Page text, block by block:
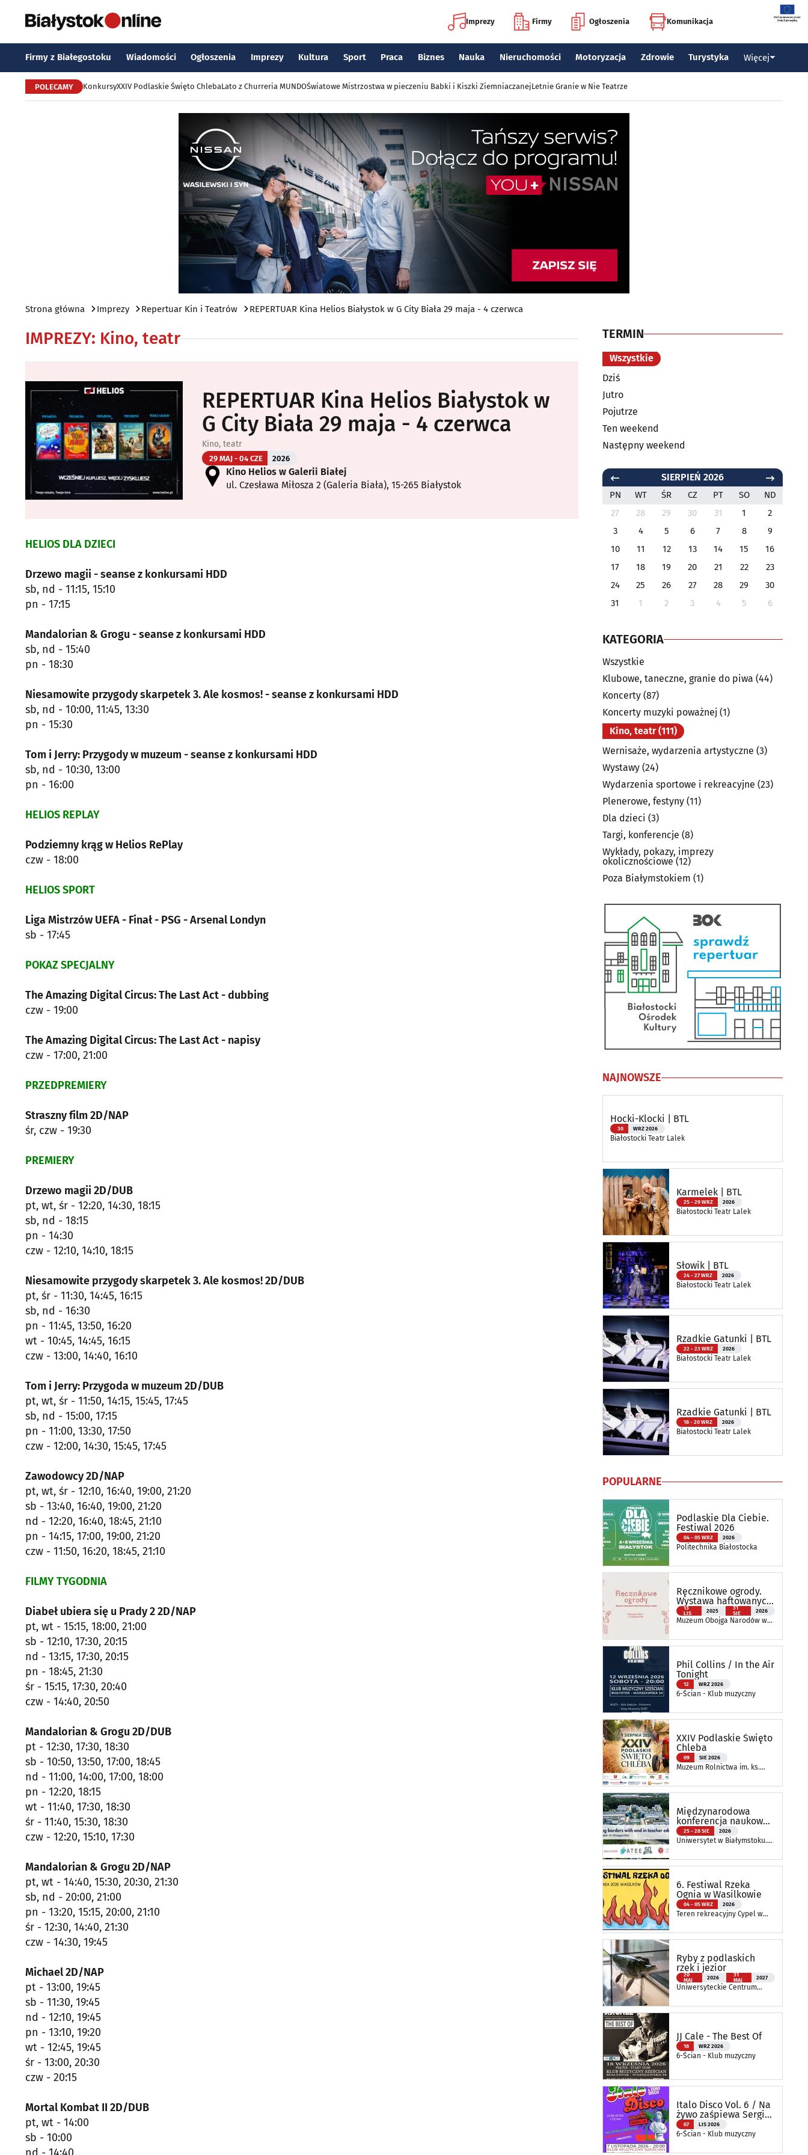
Imprezy Firmy Ogłoszenia Komunikacja
Firmy z Białegostoku Wiadomości Ogłoszenia Imprezy Kultura Sport Praca Biznes Nauka Nieruchomości Motoryzacja Zdrowie Turystyka Więcej
POLECAMY KonkursyXXIV Podlaskie Święto ChlebaLato z Churreria MUNDOŚwiatowe Mistrzostwa w pieczeniu Babki i Kiszki ZiemniaczanejLetnie Granie w Nie Teatrze
Strona główna Imprezy Repertuar Kin i Teatrów REPERTUAR Kina Helios Białystok w G City Biała 29 maja - 4 czerwca
IMPREZY: Kino, teatr
REPERTUAR Kina Helios Białystok w
G City Biała 29 maja - 4 czerwca
Kino, teatr
29 MAJ - 04 CZE 2026
Kino Helios w Galerii Białej
ul. Czesława Miłosza 2 (Galeria Biała), 15-265 Białystok
HELIOS DLA DZIECI
Drzewo magii - seanse z konkursami HDD
sb, nd - 11:15, 15:10
pn - 17:15
Mandalorian & Grogu - seanse z konkursami HDD
sb, nd - 15:40
pn - 18:30
Niesamowite przygody skarpetek 3. Ale kosmos! - seanse z konkursami HDD
sb, nd - 10:00, 11:45, 13:30
pn - 15:30
Tom i Jerry: Przygody w muzeum - seanse z konkursami HDD
sb, nd - 10:30, 13:00
pn - 16:00
HELIOS REPLAY
Podziemny krąg w Helios RePlay
czw - 18:00
HELIOS SPORT
Liga Mistrzów UEFA - Finał - PSG - Arsenal Londyn
sb - 17:45
POKAZ SPECJALNY
The Amazing Digital Circus: The Last Act - dubbing
czw - 19:00
The Amazing Digital Circus: The Last Act - napisy
czw - 17:00, 21:00
PRZEDPREMIERY
Straszny film 2D/NAP
śr, czw - 19:30
PREMIERY
Drzewo magii 2D/DUB
pt, wt, śr - 12:20, 14:30, 18:15
sb, nd - 18:15
pn - 14:30
czw - 12:10, 14:10, 18:15
Niesamowite przygody skarpetek 3. Ale kosmos! 2D/DUB
pt, śr - 11:30, 14:45, 16:15
sb, nd - 16:30
pn - 11:45, 13:50, 16:20
wt - 10:45, 14:45, 16:15
czw - 13:00, 14:40, 16:10
Tom i Jerry: Przygoda w muzeum 2D/DUB
pt, wt, śr - 11:50, 14:15, 15:45, 17:45
sb, nd - 15:00, 17:15
pn - 11:00, 13:30, 17:50
czw - 12:00, 14:30, 15:45, 17:45
Zawodowcy 2D/NAP
pt, wt, śr - 12:10, 16:40, 19:00, 21:20
sb - 13:40, 16:40, 19:00, 21:20
nd - 12:20, 16:40, 18:45, 21:10
pn - 14:15, 17:00, 19:00, 21:20
czw - 11:50, 16:20, 18:45, 21:10
FILMY TYGODNIA
Diabeł ubiera się u Prady 2 2D/NAP
pt, wt - 15:15, 18:00, 21:00
sb - 12:10, 17:30, 20:15
nd - 13:15, 17:30, 20:15
pn - 18:45, 21:30
śr - 15:15, 17:30, 20:40
czw - 14:40, 20:50
Mandalorian & Grogu 2D/DUB
pt - 12:30, 17:30, 18:30
sb - 10:50, 13:50, 17:00, 18:45
nd - 11:00, 14:00, 17:00, 18:00
pn - 12:20, 18:15
wt - 11:40, 17:30, 18:30
śr - 11:40, 15:30, 18:30
czw - 12:20, 15:10, 17:30
Mandalorian & Grogu 2D/NAP
pt, wt - 14:40, 15:30, 20:30, 21:30
sb, nd - 20:00, 21:00
pn - 13:20, 15:15, 20:00, 21:10
śr - 12:30, 14:40, 21:30
czw - 14:30, 19:45
Michael 2D/NAP
pt - 13:00, 19:45
sb - 11:30, 19:45
nd - 12:10, 19:45
pn - 13:10, 19:20
wt - 12:45, 19:45
śr - 13:00, 20:30
czw - 20:15
Mortal Kombat II 2D/DUB
pt, wt - 14:00
sb - 10:00
TERMIN
Wszystkie
Dziś
Jutro
Pojutrze
Ten weekend
Następny weekend
SIERPIEŃ 2026
PN WT ŚR CZ PT SO
ND
27
28 29 30 31 1
2
3
4 5 6 7 8
9
10
11 12 13 14 15
16
17
18 19 20 21 22
23
24
25 26 27 28 29
30
31
1 2 3 4 5 6
KATEGORIA
Wszystkie
Klubowe, taneczne, granie do piwa (44)
Koncerty (87)
Koncerty muzyki poważnej (1)
Kino, teatr(111)
Wernisaże, wydarzenia artystyczne (3)
Wystawy (24)
Wydarzenia sportowe i rekreacyjne (23)
Plenerowe, festyny (11)
Dla dzieci (3)
Targi, konferencje (8)
Wykłady, pokazy, imprezy
okolicznościowe (12)
Poza Białymstokiem (1)
NAJNOWSZE
Hocki-Klocki | BTL
30 WRZ 2026
Białostocki Teatr Lalek
Karmelek | BTL
25 - 29 WRZ 2026
Białostocki Teatr Lalek
Słowik | BTL
24 - 27 WRZ 2026
Białostocki Teatr Lalek
Rzadkie Gatunki | BTL
22 - 23 WRZ 2026
Białostocki Teatr Lalek
Rzadkie Gatunki | BTL
18 - 20 WRZ 2026
Białostocki Teatr Lalek
POPULARNE
Podlaskie Dla Ciebie.
Festiwal 2026
04 - 05 WRZ 2026
Politechnika Białostocka
Ręcznikowe ogrody.
Wystawa haftowanych
tkanin inspirowanych
naturą
13
LIS
2025
31
SIE
2026
Muzeum Obojga Narodów w
Muzeum Podlaskiego w
Phil Collins / In the Air
Tonight
12 WRZ 2026
6-Ścian - Klub muzyczny
XXIV Podlaskie Święto
Chleba
09 SIE 2026
Muzeum Rolnictwa im. ks.
Ciechanowcu
Międzynarodowa
konferencja naukowa
ATEE Annual
Conference 2026
25 - 28 SIE 2026
Uniwersytet w Białymstoku.
6. Festiwal Rzeka
Ognia w Wasilkowie
04 - 05 WRZ 2026
Teren rekreacyjny Cypel w
Ryby z podlaskich
rzek i jezior
20
MAJ
2026
31
MAJ
2027
Uniwersyteckie Centrum
Andrzeja Myrchy
JJ Cale - The Best Of
18 WRZ 2026
6-Ścian - Klub muzyczny
Italo Disco Vol. 6 / Na
żywo zaśpiewa Sergio
Bettas
07 LIS 2026
6-Ścian - Klub muzyczny